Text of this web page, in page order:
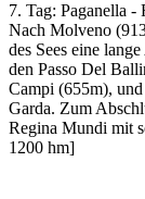
7. Tag: Paganella -
Nach Molveno
des Sees eine
den Passo Del
Campi (655m),
Garda. Zum
Regina Mundi mit
1200 hm]